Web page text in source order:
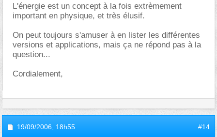
L'énergie est un concept à la fois extrèmement
important en physique, et très élusif.
On peut toujours s'amuser à en lister les différentes
versions et applications, mais ça ne répond pas à la
question...
Cordialement,
19/09/2006, 18h55 #14